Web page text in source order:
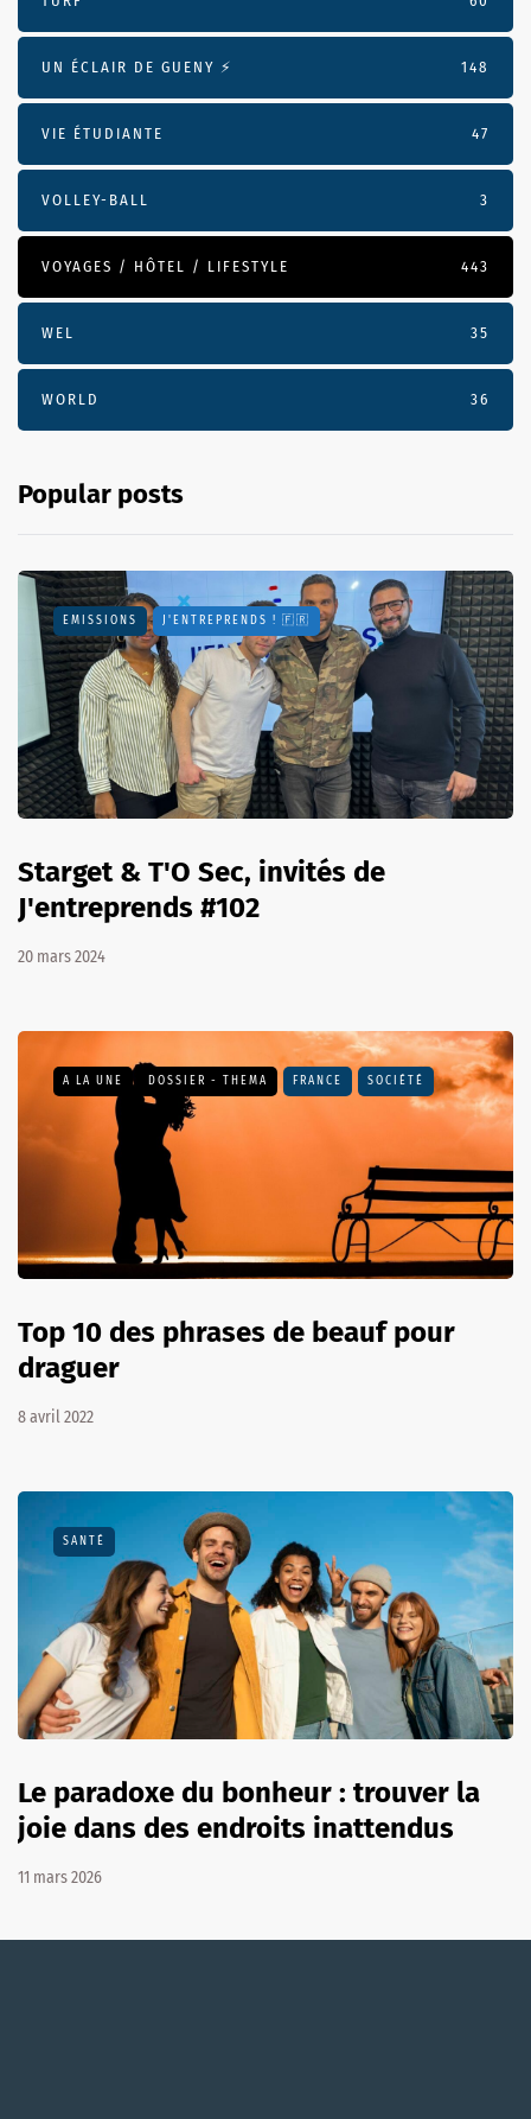
UN ÉCLAIR DE GUENY ⚡️ 148
VIE ÉTUDIANTE 47
VOLLEY-BALL 3
VOYAGES / HÔTEL / LIFESTYLE 443
WEL 35
WORLD 36
Popular posts
EMISSIONS J'ENTREPRENDS ! 🇫🇷
Starget & T'O Sec, invités de
J'entreprends #102
20 mars 2024
A LA UNE DOSSIER - THEMA FRANCE SOCIÉTÉ
Top 10 des phrases de beauf pour
draguer
8 avril 2022
SANTÉ
Le paradoxe du bonheur : trouver la
joie dans des endroits inattendus
11 mars 2026